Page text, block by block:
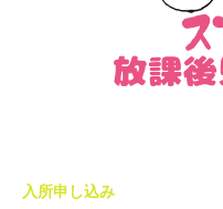
入所申し込み